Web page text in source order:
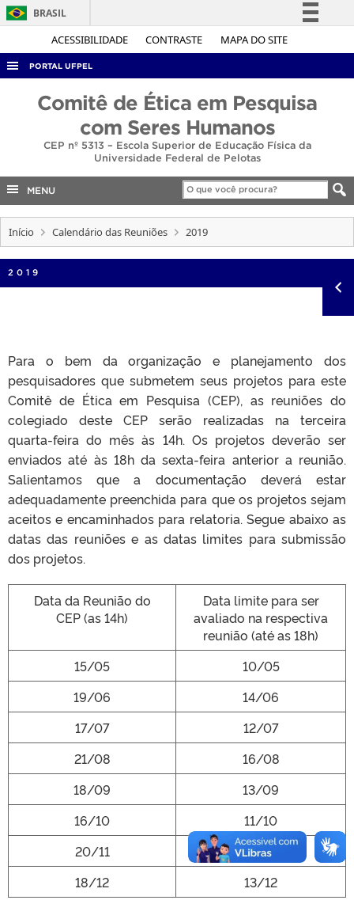
ACESSIBILIDADE CONTRASTE MAPA DO SITE
BRASIL
Simplifique!
Acesso à informação
Legislação
Canais
PORTAL UFPEL
ACESSO À INFORMAÇÃO
COBALTO
INTERNACIONAL
Comitê de Ética em Pesquisa
com Seres Humanos
CEP nº 5313 – Escola Superior de Educação Física da
Universidade Federal de Pelotas
MENU
Início Calendário das Reuniões 2019
2019
Para o bem da organização e planejamento dos
pesquisadores que submetem seus projetos para este
Comitê de Ética em Pesquisa (CEP), as reuniões do
colegiado deste CEP serão realizadas na terceira
quarta-feira do mês às 14h. Os projetos deverão ser
enviados até às 18h da sexta-feira anterior a reunião.
Salientamos que a documentação deverá estar
adequadamente preenchida para que os projetos sejam
aceitos e encaminhados para relatoria. Segue abaixo as
datas das reuniões e as datas limites para submissão
dos projetos.
Data da Reunião do
CEP (as 14h)
Data limite para ser
avaliado na respectiva
reunião (até as 18h)
15/05
10/05
19/06
14/06
17/07
12/07
21/08
16/08
18/09
13/09
16/10
11/10
20/11
15/11
18/12
13/12